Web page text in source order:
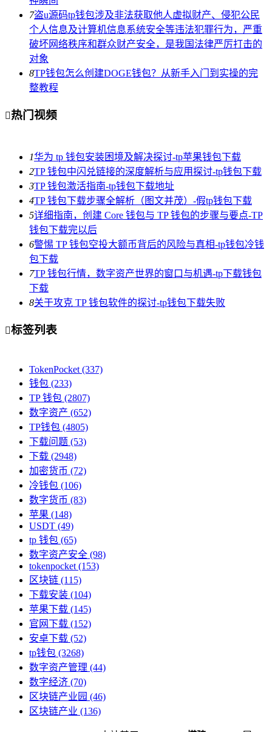
7盗u源码tp钱包涉及非法获取他人虚拟财产、侵犯公民
个人信息及计算机信息系统安全等违法犯罪行为，严重
破坏网络秩序和群众财产安全，是我国法律严厉打击的
对象
8TP钱包怎么创建DOGE钱包？从新手入门到实操的完
整教程
热门视频
1华为 tp 钱包安装困境及解决探讨-tp苹果钱包下载
2TP 钱包中闪兑链接的深度解析与应用探讨-tp钱包下载
3TP 钱包激活指南-tp钱包下载地址
4TP 钱包下载步骤全解析（图文并茂）-假tp钱包下载
5详细指南，创建 Core 钱包与 TP 钱包的步骤与要点-TP
钱包下载完以后
6警惕 TP 钱包空投大额币背后的风险与真相-tp钱包冷钱
包下载
7TP 钱包行情，数字资产世界的窗口与机遇-tp下载钱包
下载
8关于攻克 TP 钱包软件的探讨-tp钱包下载失败
标签列表
TokenPocket (337)
钱包 (233)
TP 钱包 (2807)
数字资产 (652)
TP钱包 (4805)
下载问题 (53)
下载 (2948)
加密货币 (72)
冷钱包 (106)
数字货币 (83)
苹果 (148)
USDT (49)
tp 钱包 (65)
数字资产安全 (98)
tokenpocket (153)
区块链 (115)
下载安装 (104)
苹果下载 (145)
官网下载 (152)
安卓下载 (52)
tp钱包 (3268)
数字资产管理 (44)
数字经济 (70)
区块链产业园 (46)
区块链产业 (136)